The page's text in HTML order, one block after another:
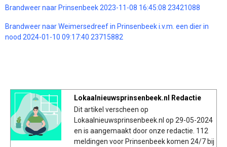
Brandweer naar Prinsenbeek 2023-11-08 16:45:08 23421088
Brandweer naar Weimersedreef in Prinsenbeek i.v.m. een dier in
nood 2024-01-10 09:17:40 23715882
Lokaalnieuwsprinsenbeek.nl Redactie
Dit artikel verscheen op
Lokaalnieuwsprinsenbeek.nl op 29-05-2024
en is aangemaakt door onze redactie. 112
meldingen voor Prinsenbeek komen 24/7 bij